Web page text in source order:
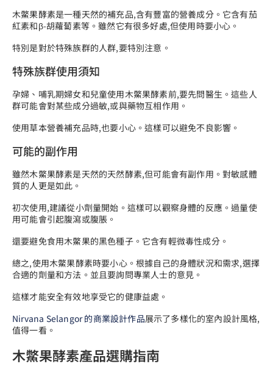
木鱉果酵素是一種天然的補充品,含有豐富的營養成分。它含有茄
紅素和β-胡蘿蔔素等。雖然它有很多好處,但使用時要小心。
特別是對於特殊族群的人群,要特別注意。
特殊族群使用須知
孕婦、哺乳期婦女和兒童使用木鱉果酵素前,要先問醫生。這些人
群可能會對某些成分過敏,或與藥物互相作用。
使用草本營養補充品時,也要小心。這樣可以避免不良影響。
可能的副作用
雖然木鱉果酵素是天然的天然酵素,但可能會有副作用。對敏感體
質的人更是如此。
初次使用,建議從小劑量開始。這樣可以觀察身體的反應。過量使
用可能會引起腹瀉或腹脹。
還要避免食用木鱉果的黑色種子。它含有輕微毒性成分。
總之,使用木鱉果酵素時要小心。根據自己的身體狀況和需求,選擇
合適的劑量和方法。並且要詢問專業人士的意見。
這樣才能安全有效地享受它的健康益處。
Nirvana Selangor 的商業設計作品展示了多樣化的室內設計風格,
值得一看。
木鱉果酵素產品選購指南